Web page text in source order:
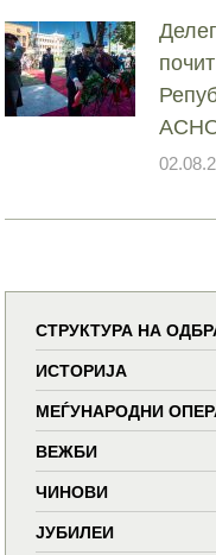
СТРУКТУРА НА
ИСТОРИЈА
МЕЃУНАРОДНИ
ВЕЖБИ
ЧИНОВИ
ЈУБИЛЕИ